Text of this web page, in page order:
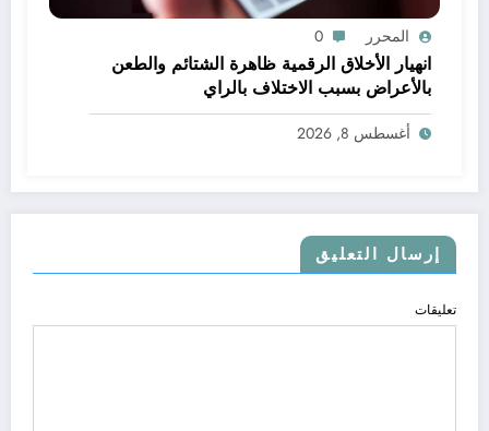
المحرر 0
انهيار الأخلاق الرقمية ظاهرة الشتائم والطعن
بالأعراض بسبب الاختلاف بالراي
أغسطس 8, 2026
إرسال التعليق
تعليقات